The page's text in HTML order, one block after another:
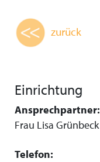
zurück
Einrichtung
Ansprechpartner:
Frau Lisa Grünbeck
Telefon: